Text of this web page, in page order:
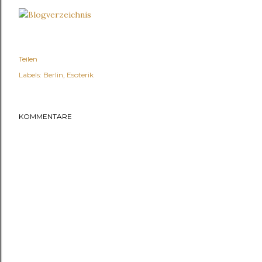
Teilen
Labels: Berlin Esoterik
KOMMENTARE